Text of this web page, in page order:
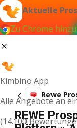
Aktuelle
Zu Chrome
Kimbino App
Alle Angebote an
(14.100
Rewe
REWE